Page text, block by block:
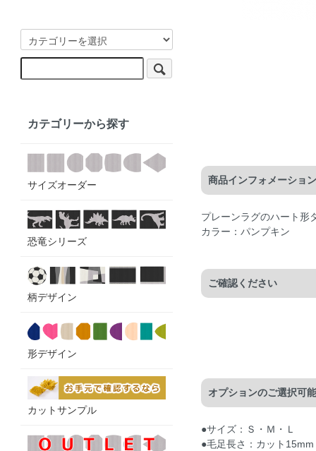
商品インフォメーション
プレーンラグのハート形
カラー：パンプキン
ご確認ください
オプションのご選択可
●サイズ：Ｓ・Ｍ・Ｌ
●毛足長さ：カット
カテゴリーから探す
サイズオーダー
恐竜シリーズ
柄デザイン
形デザイン
カットサンプル